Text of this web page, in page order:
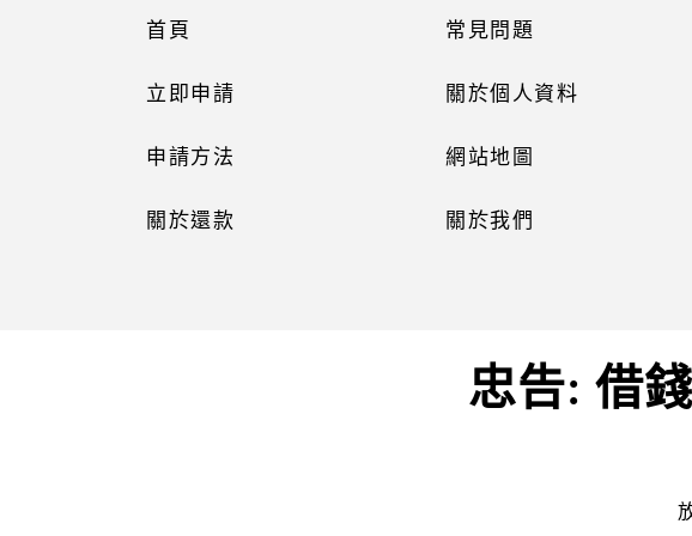
首頁
立即申請
申請方法
關於還款
常見問題
關於個人資料
網站地圖
關於我們
忠告: 借